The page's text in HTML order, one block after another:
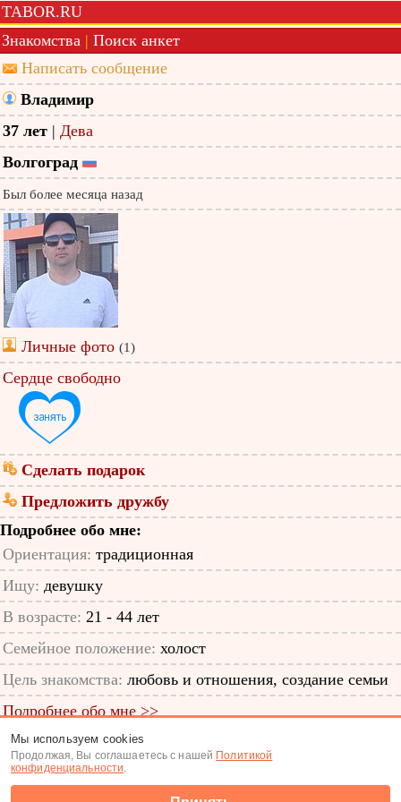
TABOR.RU
Знакомства | Поиск анкет
Написать сообщение
Владимир
37 лет | Дева
Волгоград
Был более месяца назад
Личные фото (1)
Сердце свободно
Сделать подарок
Предложить дружбу
Подробнее обо мне:
Ориентация: традиционная
Ищу: девушку
В возрасте: 21 - 44 лет
Семейное положение: холост
Цель знакомства: любовь и отношения, создание семьи
Подробнее обо мне >>
ID анкеты: 12327560
Знакомства|Поиск анкет
Мы используем cookies
Продолжая, Вы соглашаетесь с нашей Политикой
конфиденциальности.